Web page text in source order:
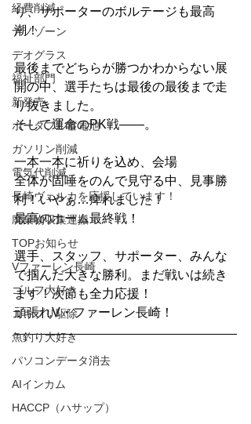
経費削減
ナノゾーン
デオグラス
福祉部門
新発売
ポータブル蓄電池
ガソリン削減
電気代削減
長崎ヴェルカを応援しています！
廃棄物収集運搬
TOPお知らせ
Vファーレン長崎
ゴルフ大好き
ゴキブリ駆除
魚釣り大好き
パソコンデータ消去
AIインカム
HACCP（ハサップ）
り、サポーターのボルテージも最高
潮！
最後までどちらが勝つかわからない展
開の中、選手たちは最後の最後まで走
り抜きました。
そして運命のPK戦――。
一本一本に祈りを込め、会場
全体が固唾をのんで見守る中、見事勝
利！いやぁ…痺れました！
最高のホーム最終戦！
選手、スタッフ、サポーター、みんな
で掴んだ大きな勝利。まだ戦いは続き
ます！次節も全力応援！
頑張れV・ファーレン長崎！